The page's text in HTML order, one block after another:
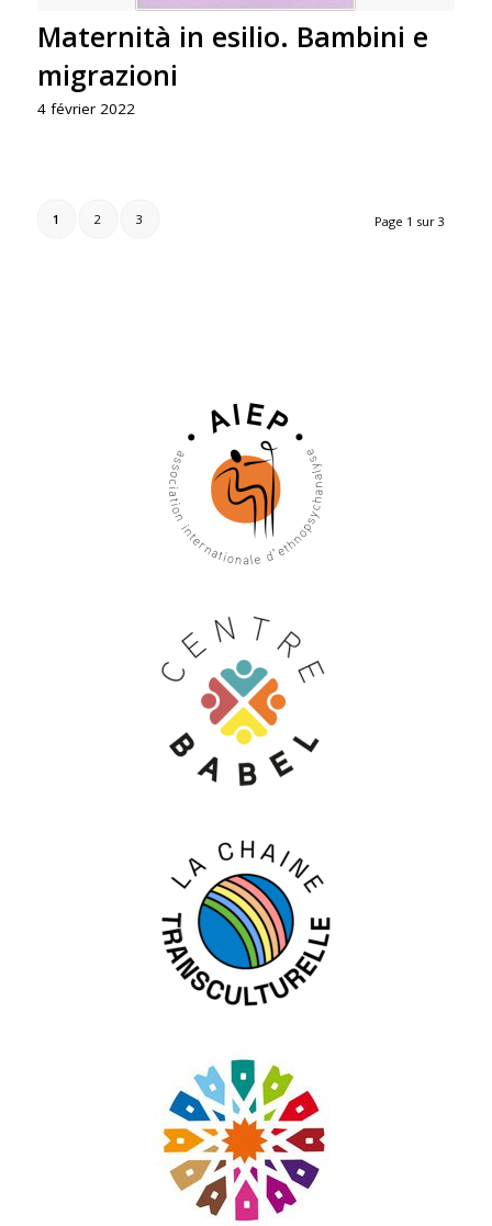
Maternità in esilio. Bambini e
migrazioni
4 février 2022
Page 1 sur 3
1 2 3